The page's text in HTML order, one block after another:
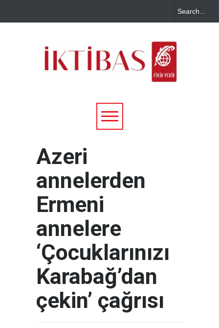
Azeri
annelerden
Ermeni
annelere
‘Çocuklarınızı
Karabağ’dan
çekin’ çağrısı